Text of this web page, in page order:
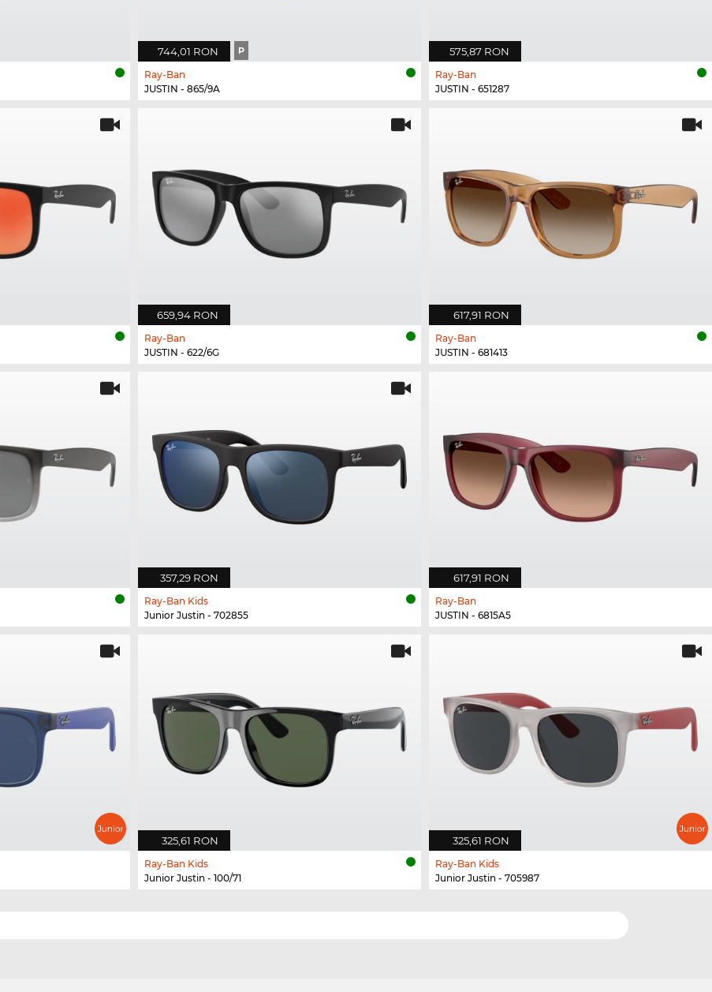
744,01 RON P
Ray-Ban
JUSTIN - 865/9A
575,87 RON
Ray-Ban
JUSTIN - 651287
659,94 RON
Ray-Ban
JUSTIN - 622/6G
617,91 RON
Ray-Ban
JUSTIN - 681413
357,29 RON
Ray-Ban Kids
Junior Justin - 702855
617,91 RON
Ray-Ban
JUSTIN - 6815A5
325,61 RON
Ray-Ban Kids
Junior Justin - 100/71
325,61 RON
Ray-Ban Kids
Junior Justin - 705987